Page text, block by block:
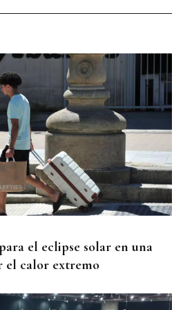
grave tras una colisión en
el eclipse solar en una
el calor extremo